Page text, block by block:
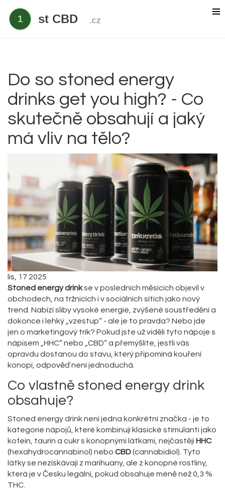
CBD účinek
Everclear
Do so stoned energy
drinks get you high? - Co
skutečně obsahují a jaký
má vliv na tělo?
lis, 17 2025
Stoned energy drinkse v posledních měsících objevil v
obchodech, na tržnicích i v sociálních sítích jako nový
trend. Nabízí sliby vysoké energie, zvýšené soustředění a
dokonce i lehký „vzestup“ - ale je to pravda? Nebo jde
jen o marketingový trik? Pokud jste už viděli tyto nápoje s
nápisem „HHC“ nebo „CBD“ a přemýšlíte, jestli vás
opravdu dostanou do stavu, který připomíná kouření
konopí, odpověď není jednoduchá.
Co vlastně stoned energy drink
obsahuje?
Stoned energy drink není jedna konkrétní značka - je to
kategorie nápojů, které kombinují klasické stimulanti jako
kofein, taurin a cukr s konopnými látkami, nejčastěji HHC
(hexahydrocannabinol) nebo CBD(cannabidiol). Tyto
látky se nezískávají z marihuany, ale z konopné rostliny,
která je v Česku legální, pokud obsahuje méně než 0,3 %
THC.